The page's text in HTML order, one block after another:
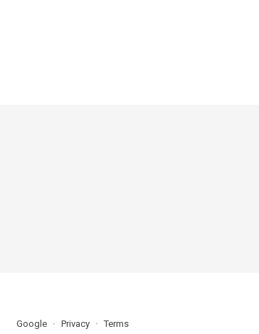
Google Privacy Terms